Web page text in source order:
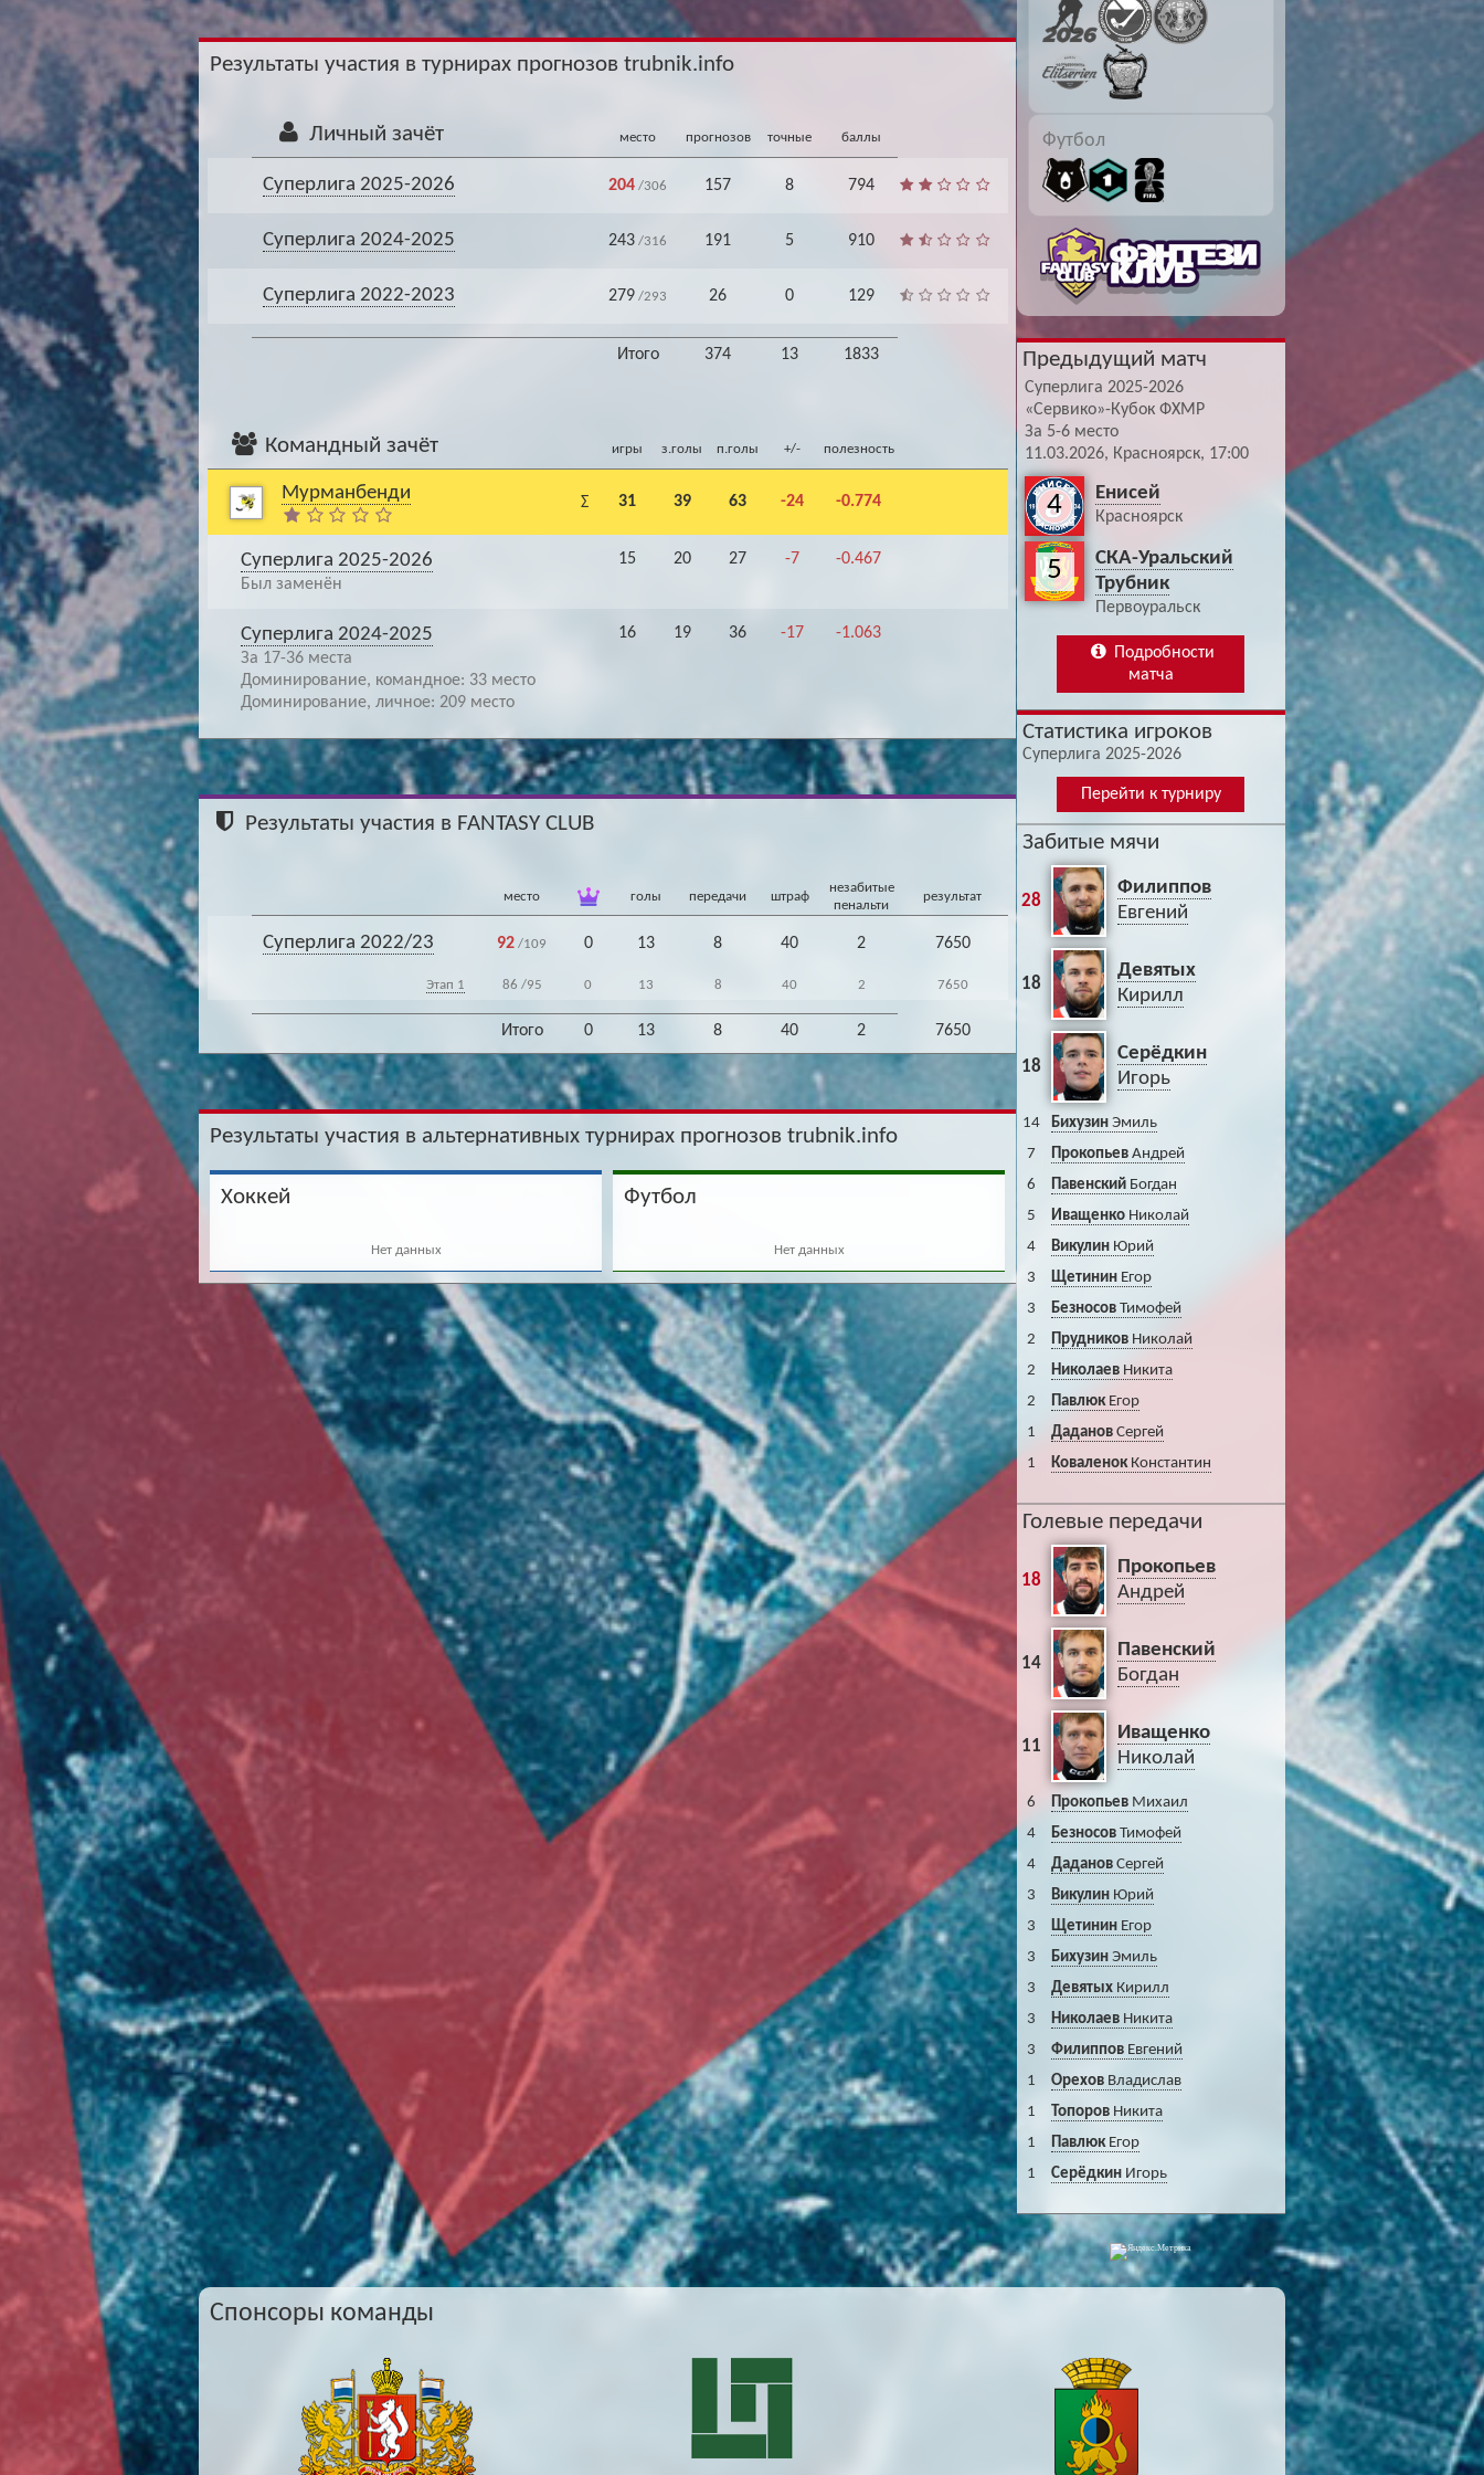
Футбол — ЛЧ
Хоккей — КХЛ
Буч: блог болельщика
Hound: блог болельщика
Результаты участия в турнирах прогнозов trubnik.info
Личный зачёт место прогнозов точные баллы
Суперлига 2025-2026 204 /306 157 8 794
Суперлига 2024-2025 243 /316 191 5 910
Суперлига 2022-2023 279 /293 26 0 129
Итого 374 13 1833
Командный зачёт игры з.голы п.голы +/- полезность
Мурманбенди Σ 31 39 63 -24 -0.774
Суперлига 2025-2026
Был заменён
15 20 27 -7 -0.467
Суперлига 2024-2025
За 17-36 места
Доминирование, командное: 33 место
Доминирование, личное: 209 место
16 19 36 -17 -1.063
Результаты участия в FANTASY CLUB
место голы передачи штраф
незабитые
пенальти
результат
Суперлига 2022/23 92 /109 0 13 8 40 2 7650
Этап 1 86 /95 0 13 8 40 2 7650
Итого 0 13 8 40 2 7650
Результаты участия в альтернативных турнирах прогнозов trubnik.info
Хоккей
Нет данных
Футбол
Нет данных
Футбол
Предыдущий матч
Суперлига 2025-2026
«Сервико»-Кубок ФХМР
За 5-6 место
11.03.2026, Красноярск, 17:00
4 Енисей
Красноярск
5
СКА-Уральский
Трубник
Первоуральск
Подробности
матча
Статистика игроков
Суперлига 2025-2026
Перейти к турниру
Забитые мячи
28
Филиппов
Евгений
18
Девятых
Кирилл
18
Серёдкин
Игорь
14 БихузинЭмиль
7
ПрокопьевАндрей
6
ПавенскийБогдан
5
ИващенкоНиколай
4
ВикулинЮрий
3
ЩетининЕгор
3
БезносовТимофей
2
ПрудниковНиколай
2
НиколаевНикита
2
ПавлюкЕгор
1
ДадановСергей
1
КоваленокКонстантин
Голевые передачи
18
Прокопьев
Андрей
14
Павенский
Богдан
11
Иващенко
Николай
6 ПрокопьевМихаил
4
БезносовТимофей
4
ДадановСергей
3
ВикулинЮрий
3
ЩетининЕгор
3
БихузинЭмиль
3
ДевятыхКирилл
3
НиколаевНикита
3
ФилипповЕвгений
1
ОреховВладислав
1
ТопоровНикита
1
ПавлюкЕгор
1
СерёдкинИгорь
Спонсоры команды